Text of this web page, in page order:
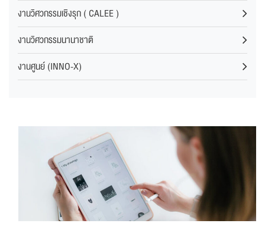
งานวิศวกรรมเชิงรุก ( CALEE )
งานวิศวกรรมนานาชาติ
งานศูนย์ (INNO-X)